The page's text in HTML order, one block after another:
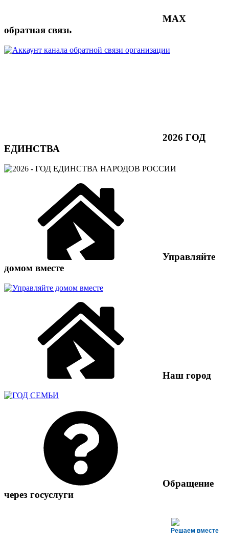
МАХ
обратная связь
2026 ГОД
ЕДИНСТВА
Управляйте
домом вместе
Наш город
Обращение
через госуслуги
Решаем вместе